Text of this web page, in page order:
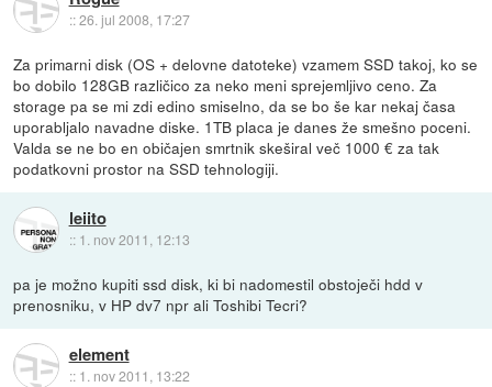
::26. jul 2008, 17:27
Za primarni disk (OS + delovne datoteke) vzamem SSD takoj, ko se
bo dobilo 128GB različico za neko meni sprejemljivo ceno. Za
storage pa se mi zdi edino smiselno, da se bo še kar nekaj časa
uporabljalo navadne diske. 1TB placa je danes že smešno poceni.
Valda se ne bo en običajen smrtnik skeširal več 1000 € za tak
podatkovni prostor na SSD tehnologiji.
leiito
:: 1. nov 2011, 12:13
pa je možno kupiti ssd disk, ki bi nadomestil obstoječi hdd v
prenosniku, v HP dv7 npr ali Toshibi Tecri?
element
:: 1. nov 2011, 13:22